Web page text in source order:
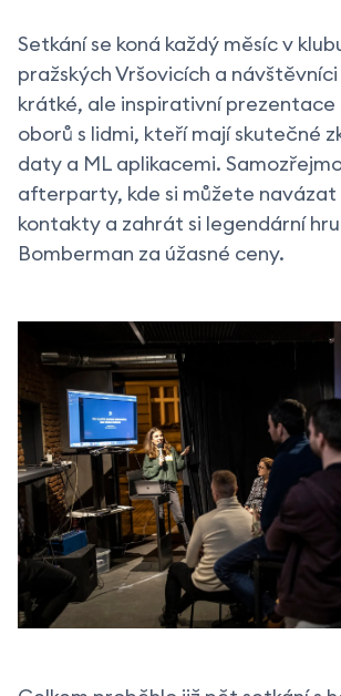
Setkání se koná každý měsíc v
pražských Vršovicích a
krátké, ale inspirativní prezentace
oborů s lidmi, kteří mají skutečné
daty a ML aplikacemi.
afterparty, kde si můžete navázat
kontakty a zahrát si legendární
Bomberman za úžasné ceny.